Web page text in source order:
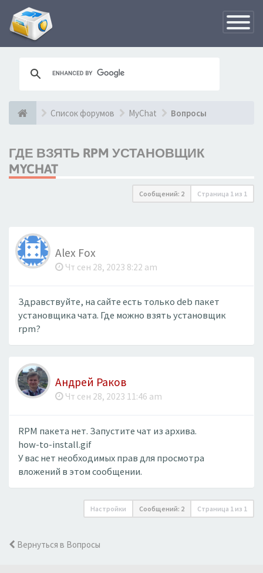
Список форумов MyChat Вопросы
ГДЕ ВЗЯТЬ RPM УСТАНОВЩИК
MYCHAT
Сообщений: 2 Страница 1 из 1
Alex Fox
Чт сен 28, 2023 8:22 am
Здравствуйте, на сайте есть только deb пакет
установщика чата. Где можно взять установщик
rpm?
Андрей Раков
Чт сен 28, 2023 11:46 am
RPM пакета нет. Запустите чат из архива.
how-to-install.gif
У вас нет необходимых прав для просмотра
вложений в этом сообщении.
Настройки Сообщений: 2 Страница 1 из 1
Вернуться в Вопросы